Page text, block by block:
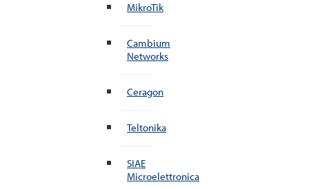
MikroTik
Cambium
Networks
Ceragon
Teltonika
SIAE
Microelettronica